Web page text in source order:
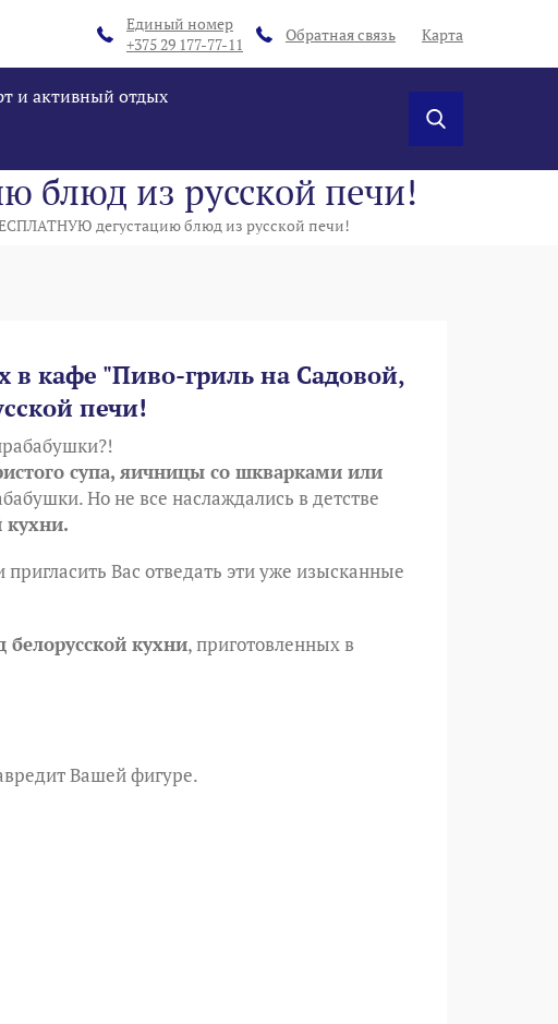
Единый номер
+375 29 177-77-11
Обратная связь Карта
и активный отдых
блюд из русской печи!
дегустацию блюд из русской печи!
в кафе "Пиво-гриль на Садовой,
печи!
супа, яичницы со шкварками или
Но не все наслаждались в детстве
кухни.
пригласить Вас отведать эти уже изысканные
кухни, приготовленных в
Вашей фигуре.